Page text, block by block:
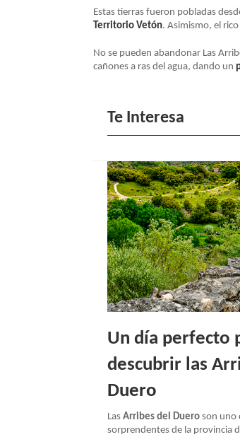
LA
NAVEGACIÓN
Estas tierras fueron pobladas
Territorio Vetón. Asimismo, el
No se pueden abandonar Las
cañones a ras del agua, dando un
Te Interesa
Un día perfecto
descubrir las
Duero
Las Arribes del Duero son uno
sorprendentes de la provincia